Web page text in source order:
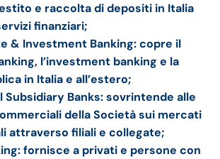
e raccolta di depositi in Italia
finanziari;
& Investment Banking: copre il
l’investment banking e la
in Italia e all’estero;
Subsidiary Banks: sovrintende alle
della Società sui mercati
attraverso filiali e collegate;
fornisce a privati e persone con